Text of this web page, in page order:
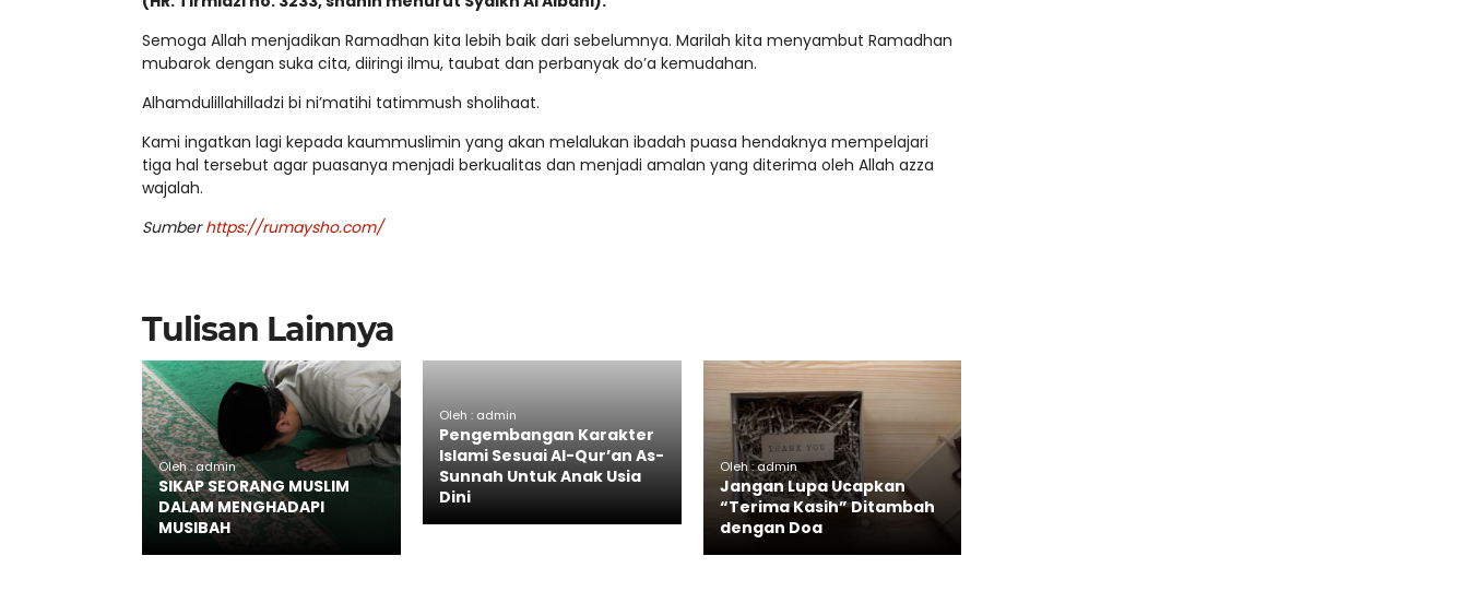
Semoga Allah menjadikan Ramadhan kita lebih baik dari sebelumnya. Marilah kita menyambut Ramadhan
mubarok dengan suka cita, diiringi ilmu, taubat dan perbanyak do’a kemudahan.
Alhamdulillahilladzi bi ni’matihi tatimmush sholihaat.
Kami ingatkan lagi kepada kaummuslimin yang akan melalukan ibadah puasa hendaknya mempelajari
tiga hal tersebut agar puasanya menjadi berkualitas dan menjadi amalan yang diterima oleh Allah azza
wajalah.
Sumberhttps://rumaysho.com/
Tulisan Lainnya
Oleh : admin
SIKAP SEORANG MUSLIM
DALAM MENGHADAPI
MUSIBAH
Oleh : admin
Pengembangan Karakter
Islami Sesuai Al-Qur’an As-
Sunnah Untuk Anak Usia
Dini
Oleh : admin
Jangan Lupa Ucapkan
“Terima Kasih” Ditambah
dengan Doa